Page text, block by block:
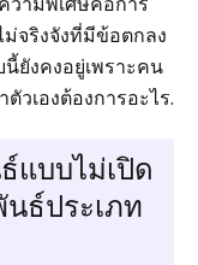
จริงจังที่มีข้อตกลง
ยังคงอยู่เพราะคน
วเองต้องการอะไร.
แบบไม่เปิด
ธ์ประเภท